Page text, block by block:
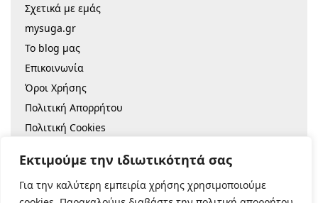
Εκτιμούμε την ιδιωτικότητά σας
Για την καλύτερη εμπειρία χρήσης χρησιμοποιούμε
Σχετικά με εμάς
mysuga.gr
Το blog μας
Επικοινωνία
Όροι Χρήσης
Πολιτική Απορρήτου
Πολιτική Cookies
© 2022 |Κατασκευή Eshop